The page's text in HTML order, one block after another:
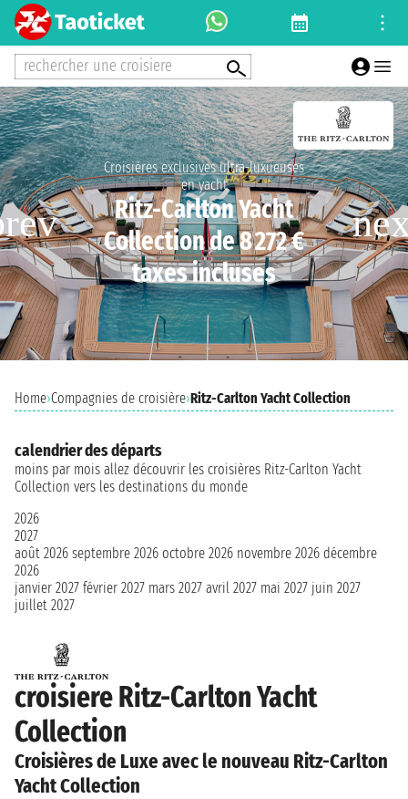
rechercher une croisiere
Croisières exclusives ultra-luxueuses
en yacht
Ritz-Carlton Yacht
Collection de 8 272 €
taxes incluses
Home›Compagnies de croisière›Ritz-Carlton Yacht Collection
croisiere Ritz-Carlton Yacht
Collection
Croisières de Luxe avec le nouveau Ritz-Carlton
Yacht Collection
calendrier des départs
moins par mois allez découvrir les croisières Ritz-Carlton Yacht
Collection vers les destinations du monde
2026
2027
août 2026 septembre 2026 octobre 2026 novembre 2026 décembre
2026
janvier 2027 février 2027 mars 2027 avril 2027 mai 2027 juin 2027
juillet 2027